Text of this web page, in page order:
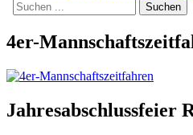
Suchen
4er-
Jahresabschlussfeier